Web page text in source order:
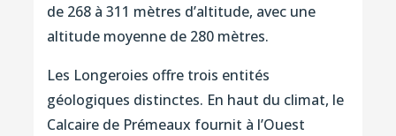
de 268 à 311 mètres d’altitude, avec une
altitude moyenne de 280 mètres.
Les Longeroies offre trois entités
géologiques distinctes. En haut du climat, le
Calcaire de Prémeaux fournit à l’Ouest